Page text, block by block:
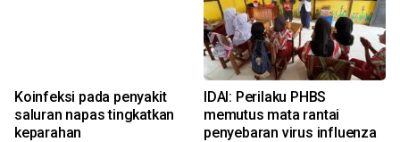
Koinfeksi pada penyakit
saluran napas tingkatkan
keparahan
IDAI: Perilaku PHBS
memutus mata rantai
penyebaran virus influenza